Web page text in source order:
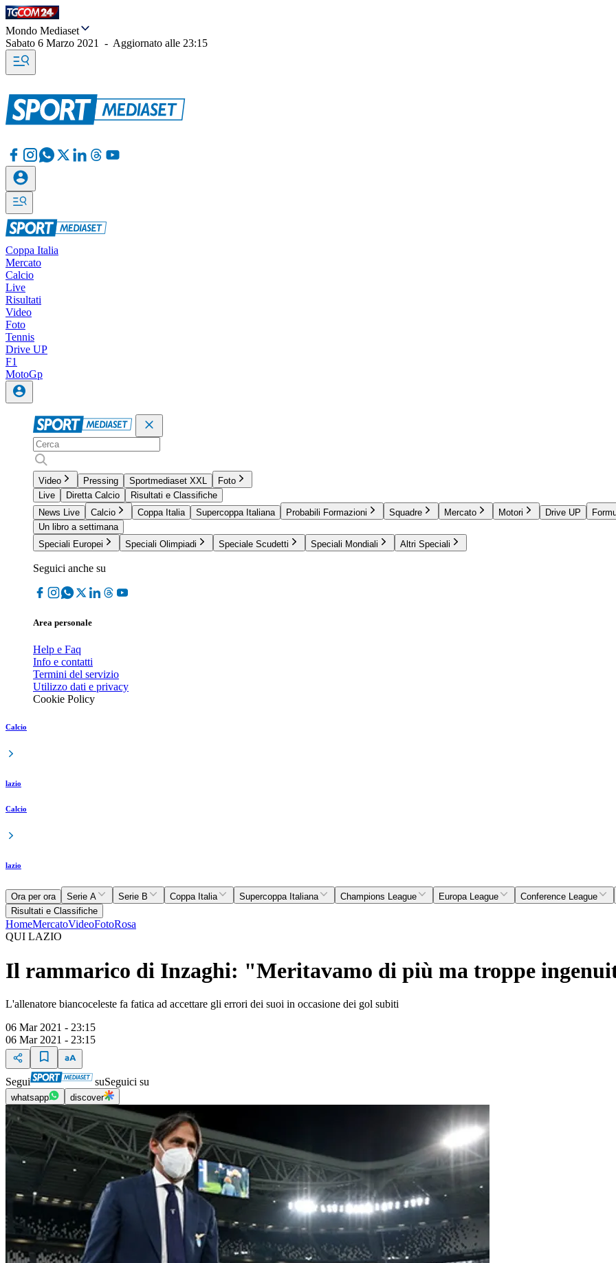
Mondo Mediaset
Sabato 6 Marzo 2021
- Aggiornato alle 23:15
Coppa Italia
Mercato
Calcio
Live
Risultati
Video
Foto
Tennis
Drive UP
F1
MotoGp
Video Pressing Sportmediaset XXL
Foto
Live
Diretta Calcio
Risultati e Classifiche
News Live
Calcio Coppa Italia Supercoppa Italiana Probabili Formazioni Squadre Mercato Motori Drive UP
Un libro a settimana
Speciali Europei
Speciali Olimpiadi Speciale Scudetti Speciali Mondiali Altri Speciali
Seguici anche su
Area personale
Help e Faq
Info e contatti
Termini del servizio
Utilizzo dati e privacy
Cookie Policy
Calcio
lazio
Calcio
lazio
Ora per ora Serie A Serie B Coppa Italia Supercoppa Italiana Champions League Europa League
Conference League
Risultati e Classifiche
HomeMercatoVideoFotoRosa
QUI LAZIO
Il rammarico di Inzaghi: "Meritavamo di più ma troppe
L'allenatore biancoceleste fa fatica ad accettare gli errori dei suoi in occasione dei gol subiti
06 Mar 2021 - 23:15
06 Mar 2021 - 23:15
Segui suSeguici su
whatsapp discover